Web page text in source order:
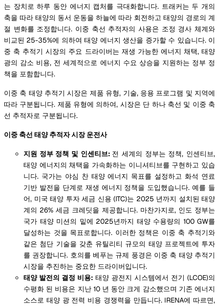
는 장치로 하루 동안 에너지 캡처를 극대화합니다. 트래커는 두 개의
축을 따라 태양의 동서 운동을 하늘에 따라 회전하고 태양의 경로의 계
절 변화를 조정합니다. 이중 축선 추적자의 사용은 조정 경사 체계와
비교된 25-35%에 의하여 태양 에너지 생산을 증가할 수 있습니다. 이
중 축 추적기 시장의 주요 드라이버는 재생 가능한 에너지 채택, 태양
광의 감소 비용, 전 세계적으로 에너지 수요 상승을 지원하는 정부 정
책을 포함합니다.
이중 축 태양 추적기 시장은 제품 유형, 기술, 응용 프로그램 및 지역에
따라 구분됩니다. 제품 유형에 의하여, 시장은 단 하나 축선 및 이중 축
선 추적자로 구분됩니다.
이중 축선 태양 추적자 시장 운전사
지원 정부 정책 및 인센티브: 전 세계의 정부는 정책, 인센티브,
태양 에너지의 채택을 가속화하는 이니셔티브를 구현하고 있습
니다. 국가는 야심 찬 태양 에너지 목표를 설정하고 화석 연료
기반 발전을 단계로 재생 에너지 정책을 도입했습니다. 예를 들
어, 미국 태양 투자 세금 신용 (ITC)는 2025 년까지 설치된 태양
계의 26% 세금 크레딧을 제공합니다. 마찬가지로, 인도 정부는
국가 태양 미션의 밑에 2025년까지 태양 수용량의 100 GW를
달성하는 것을 목표로합니다. 이러한 정책은 이중 축 추적기와
같은 첨단 기술을 갖춘 유틸리티 규모의 태양 프로젝트에 투자
를 권장합니다. 호의를 베푸는 규제 풍경은 이중 축 태양 추적기
시장을 추진하는 중요한 드라이버입니다.
태양 발전의 결정 비용: 태양 광전지 시스템에서 전기 (LCOE)의
수평화 된 비용은 지난 10 년 동안 크게 감소했으며 기존 에너지
소스로 태양 광 전력 비용 경쟁력을 만듭니다. IRENA에 따르면,